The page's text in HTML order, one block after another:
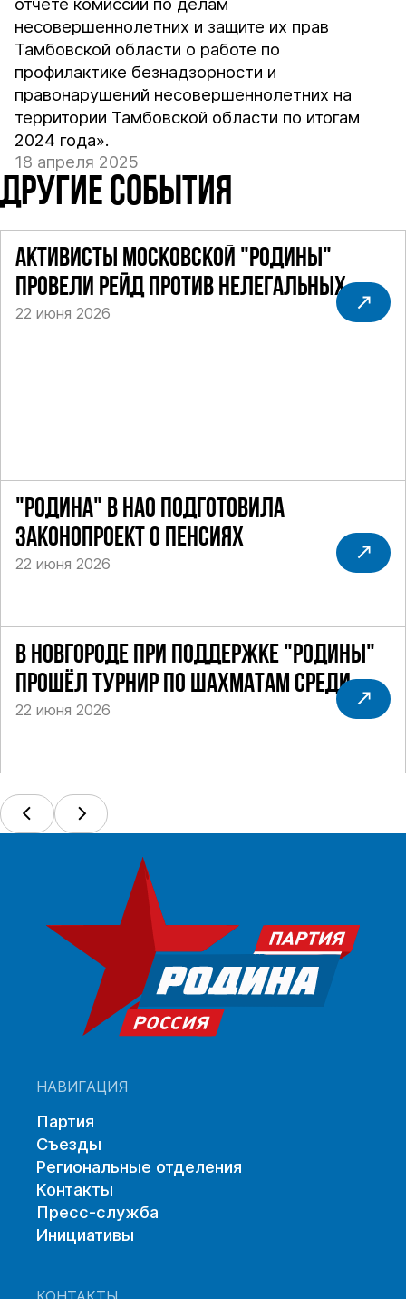
несовершеннолетних и защите их прав
Тамбовской области о работе по
профилактике безнадзорности и
правонарушений несовершеннолетних на
территории Тамбовской области по итогам
2024 года».
18 апреля 2025
ДРУГИЕ СОБЫТИЯ
АКТИВИСТЫ МОСКОВСКОЙ "РОДИНЫ"
ПРОВЕЛИ РЕЙД ПРОТИВ НЕЛЕГАЛЬНЫХ
ТАКСИ
22 июня 2026
"РОДИНА" В НАО ПОДГОТОВИЛА
ЗАКОНОПРОЕКТ О ПЕНСИЯХ
22 июня 2026
В НОВГОРОДЕ ПРИ ПОДДЕРЖКЕ "РОДИНЫ"
ПРОШЁЛ ТУРНИР ПО ШАХМАТАМ СРЕДИ
СИЛОВИКОВ
22 июня 2026
НАВИГАЦИЯ
Партия
Съезды
Региональные отделения
Контакты
Пресс-служба
Инициативы